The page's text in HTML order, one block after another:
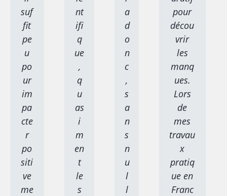
suf
fit
pe
u
po
ur
im
pa
cte
r
po
siti
ve
me
nt
ifi
q
ue
,
q
u
as
i
m
en
t
le
s
a
d
o
n
c
,
s
a
n
s
n
u
l
l
pour
décou
vrir
les
manq
ues.
Lors
de
mes
travau
x
pratiq
ue en
Franc